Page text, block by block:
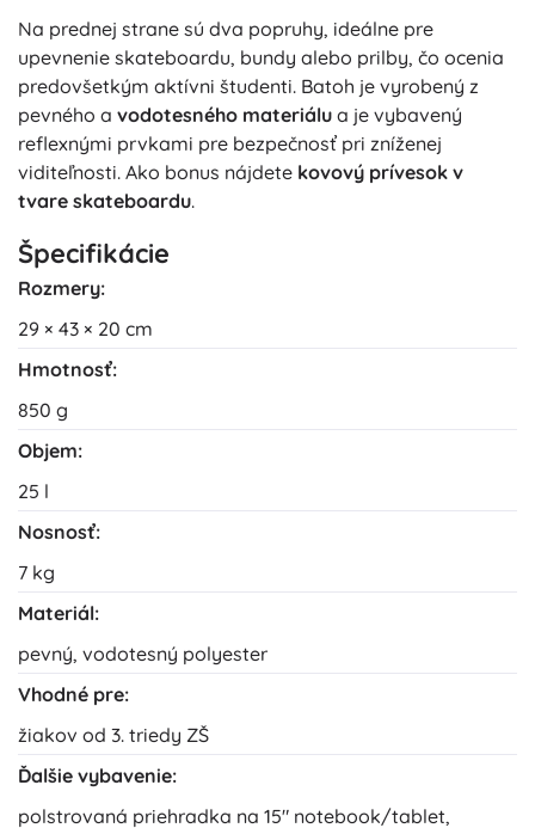
Na prednej strane sú dva popruhy, ideálne pre
upevnenie skateboardu, bundy alebo prilby, čo ocenia
predovšetkým aktívni študenti. Batoh je vyrobený z
pevného a vodotesného materiálu a je vybavený
reflexnými prvkami pre bezpečnosť pri zníženej
viditeľnosti. Ako bonus nájdete kovový prívesok v
tvare skateboardu.
Špecifikácie
Rozmery:
29 × 43 × 20 cm
Hmotnosť:
850 g
Objem:
25 l
Nosnosť:
7 kg
Materiál:
pevný, vodotesný polyester
Vhodné pre:
žiakov od 3. triedy ZŠ
Ďalšie vybavenie:
polstrovaná priehradka na 15" notebook/tablet,